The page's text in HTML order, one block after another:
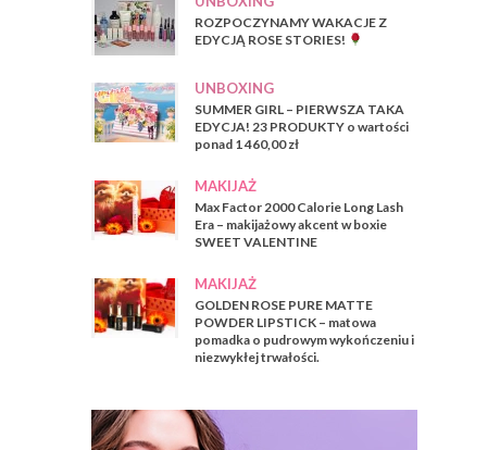
ROZPOCZYNAMY WAKACJE Z
EDYCJĄ ROSE STORIES!
UNBOXING
SUMMER GIRL – PIERWSZA TAKA
EDYCJA! 23 PRODUKTY o wartości
ponad 1 460,00 zł
MAKIJAŻ
Max Factor 2000 Calorie Long Lash
Era – makijażowy akcent w boxie
SWEET VALENTINE
MAKIJAŻ
GOLDEN ROSE PURE MATTE
POWDER LIPSTICK – matowa
pomadka o pudrowym wykończeniu i
niezwykłej trwałości.